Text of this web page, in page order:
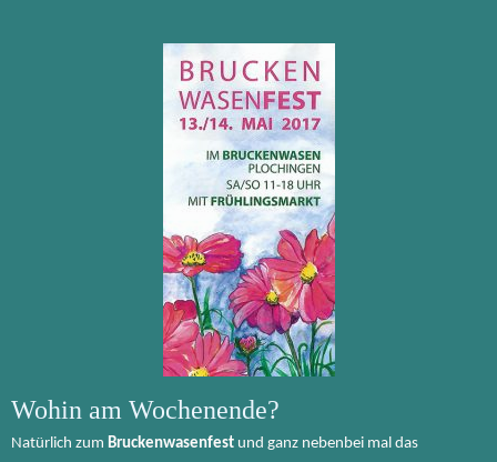
Wohin am Wochenende?
Natürlich zum Bruckenwasenfest und ganz nebenbei mal das